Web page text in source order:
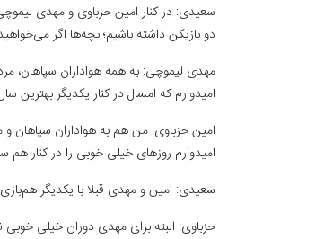
سعیدی: در کنار امین حزباوی و مهدی
دو بازیکن داشته باشیم؛ بچه‌ها اگر
مهدی لیموچی: به همه هواداران سپاهان،
امیدوارم که امسال در کنار یکدیگر بهترین
امین حزباوی: من هم به هواداران سپاهان
امیدوارم روزهای خیلی خوبی را در کنار هم
سعیدی: امین و مهدی قبلا با یکدیگر
حزباوی: البته برای مهدی دوران خیلی خوبی